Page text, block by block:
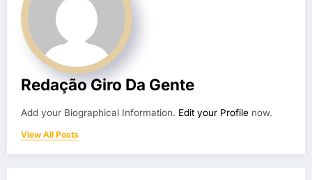
Redação Giro Da Gente
Add your Biographical Information. Edit your Profile now.
View All Posts